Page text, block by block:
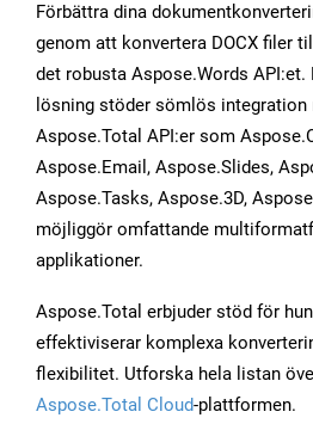
Förbättra dina
genom att konvertera DOCX filer
det robusta Aspose.Words API:et.
lösning stöder sömlös integration
Aspose.Total API:er som
Aspose.Email, Aspose.Slides,
Aspose.Tasks, Aspose.3D,
möjliggör omfattande
applikationer.
Aspose.Total erbjuder stöd för
effektiviserar komplexa
flexibilitet. Utforska hela listan
Aspose.Total Cloud-plattformen.